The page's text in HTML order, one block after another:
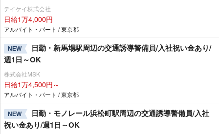
テイケイ株式会社
日給1万4,000円
アルバイト・パート / 東京都
NEW
日勤・新馬場駅周辺の交通誘導警備員/入社祝い金あり/
週1日～OK
株式会社MSK
日給1万4,500円～
アルバイト・パート / 東京都
NEW
日勤・モノレール浜松町駅周辺の交通誘導警備員/入社
祝い金あり/週1日～OK